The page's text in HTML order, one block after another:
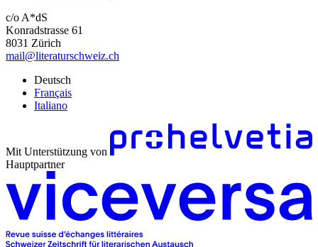
c/o A*dS
Konradstrasse 61
8031 Zürich
mail@literaturschweiz.ch
Deutsch
Français
Italiano
Mit Unterstützung von
Hauptpartner